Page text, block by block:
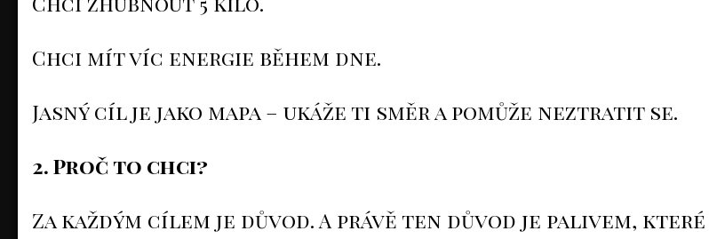
Chci mít víc energie během dne.
Jasný cíl je jako mapa – ukáže ti směr a pomůže neztratit se.
2. Proč to chci?
Za každým cílem je důvod. A právě ten důvod je palivem,